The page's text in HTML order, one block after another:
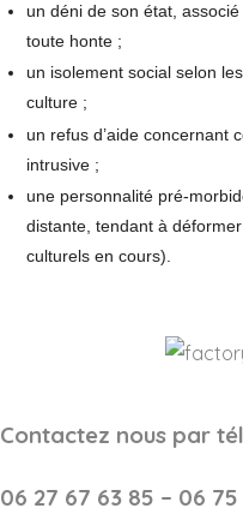
un déni de son état,
toute honte ;
un isolement social selon
culture ;
un refus d’aide concernant
intrusive ;
une personnalité pré-
distante, tendant à
culturels en cours).
Contactez nous par
06 27 67 63 85 – 06